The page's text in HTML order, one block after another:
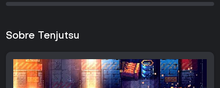
Sobre Tenjutsu